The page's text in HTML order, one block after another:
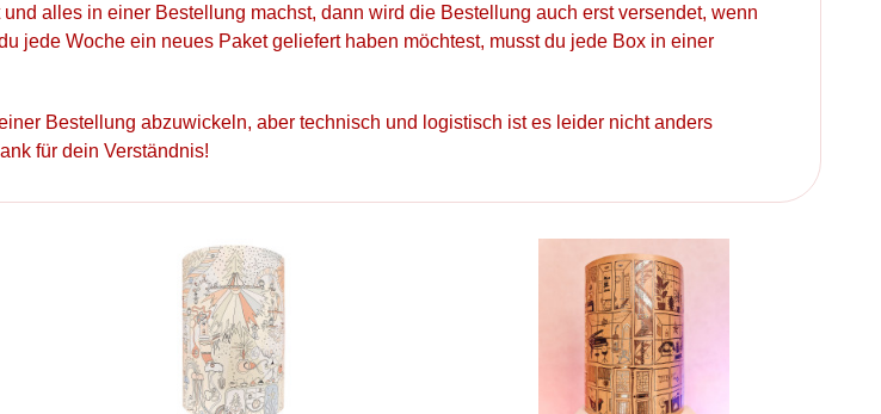
alles in einer Bestellung machst, dann wird die Bestellung auch erst versendet, wenn
jede Woche ein neues Paket geliefert haben möchtest, musst du jede Box in einer
Bestellung abzuwickeln, aber technisch und logistisch ist es leider nicht anders
für dein Verständnis!